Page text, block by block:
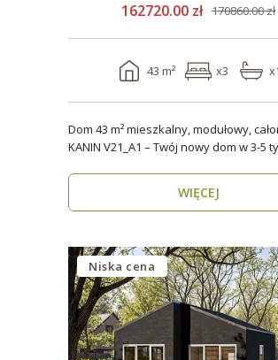
162720.00 zł 170860.00 zł
43 m² x3
Dom 43 m² mieszkalny, modułowy,
KANIN V21_A1 – Twój nowy dom w 3-5
WIĘCEJ
Niska cena